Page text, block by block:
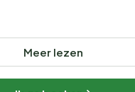
Meer lezen